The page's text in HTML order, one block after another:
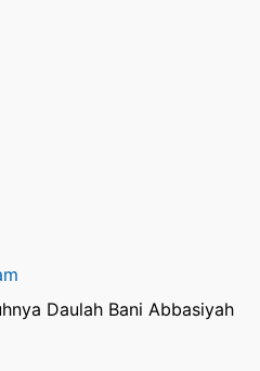
Daulah Bani Abbasiyah